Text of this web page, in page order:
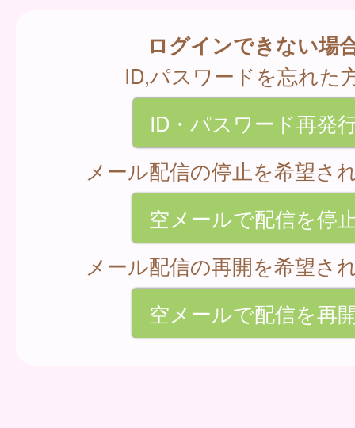
ログインできない場
ID,パスワードを忘れた
ID・パスワード再発
メール配信の停止を希望さ
空メールで配信を停
メール配信の再開を希望さ
空メールで配信を再